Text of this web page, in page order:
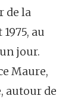
de la
au
jour.
Maure,
autour de